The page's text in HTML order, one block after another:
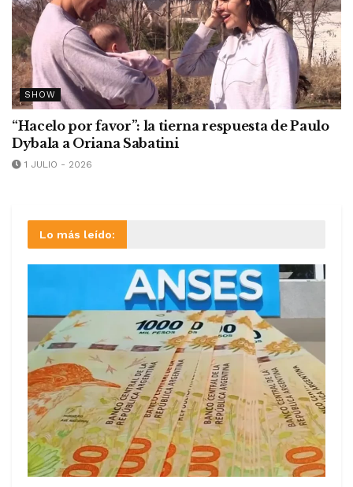
SHOW
“Hacelo por favor”: la tierna respuesta de Paulo
Dybala a Oriana Sabatini
1 JULIO - 2026
Lo más leído: